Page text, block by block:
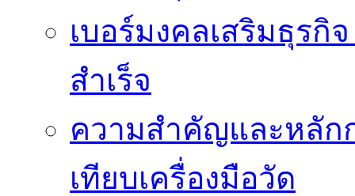
เบอร์มงคลเสริมธุร
สำเร็จ
ความสำคัญและหลัก
เทียบเครื่องมือวัด